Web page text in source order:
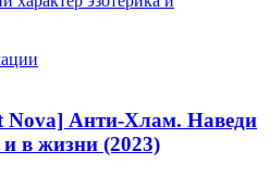
Nova] Анти-Хлам. Наведи
и в жизни (2023)